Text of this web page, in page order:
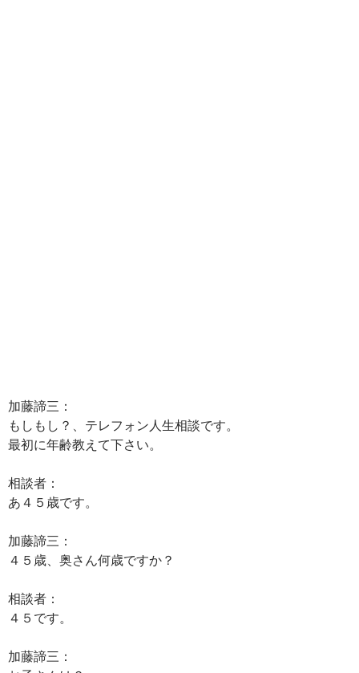
加藤諦三：
もしもし？、テレフォン人生相談です。
最初に年齢教えて下さい。
相談者：
あ４５歳です。
加藤諦三：
４５歳、奥さん何歳ですか？
相談者：
４５です。
加藤諦三：